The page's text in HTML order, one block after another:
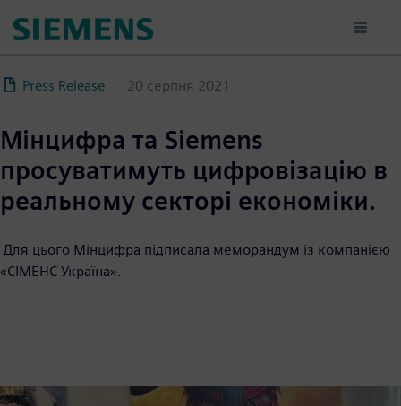
до
вмісту
Press Release 20 серпня 2021
Мінцифра та Siemens
просуватимуть цифровізацію в
реальному секторі економіки.
Для цього Мінцифра підписала меморандум із компанією
«СІМЕНС Україна».